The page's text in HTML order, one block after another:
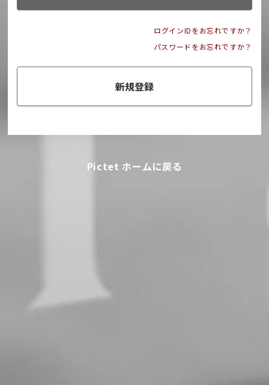
ログインIDをお忘れですか？
パスワードをお忘れですか？
新規登録
Pictet ホームに戻る